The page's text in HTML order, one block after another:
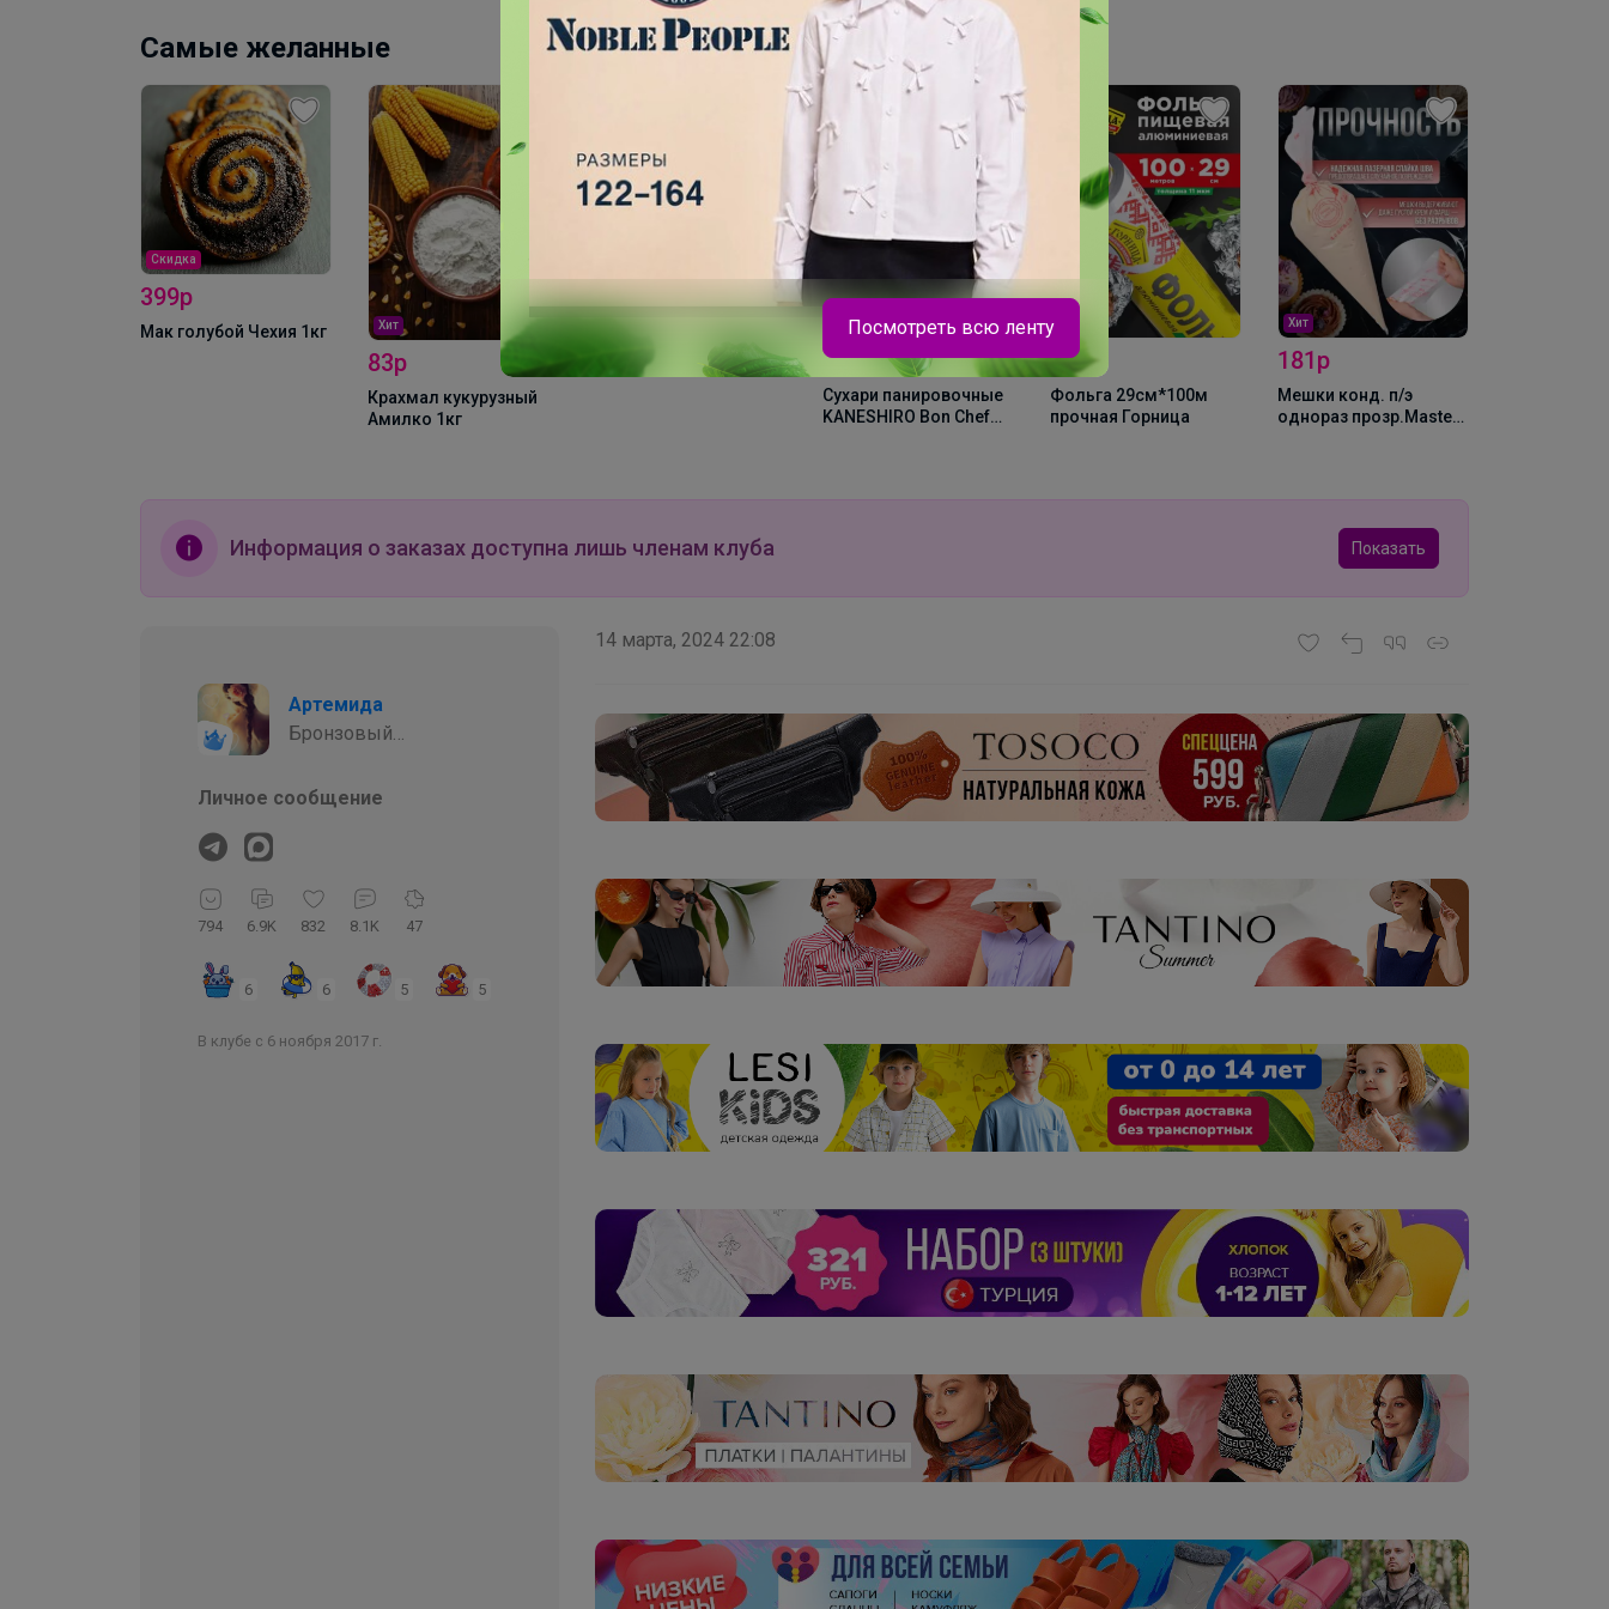
Самые желанные
Скидка
399р
Мак голубой Чехия 1кг Хит
83р
Крахмал кукурузный
Амилко 1кг
376р
ТЕГРАЛ МОЙСТ
ШОКОЛАДНЫЙ КЕЙК
смесь д/шок.кекса 1
Хит
329р
Сухари панировочные
KANESHIRO Bon Chef
629р
Фольга 29см*100м
прочная Горница
Хит
181р
Мешки конд. п/э
однораз прозр.Master
Информация о заказах доступна лишь членам клуба Показать
Артемида
Бронзовый
Личное сообщение
794 6.9K 832 8.1K 47
6 6 5 5
В клубе с 6 ноября 2017 г.
14 марта, 2024 22:08
гардероб.В 3 цветах
Полный комплект для девочки
Посмотреть всю ленту